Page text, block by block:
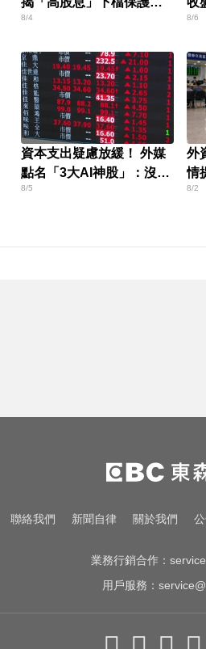
面目
8/4 8/6
資本支出疑慮放緩！ 外媒
點名「3大AI神股」：沒它
不行
8/5
外
情
8/2
北部「紫到發白」
滿臉痘痘好不了？醫生
國3死亡車禍！爆胎停
聯絡我們 新聞自律 關於我們
業務行銷合作：
用戶服務：